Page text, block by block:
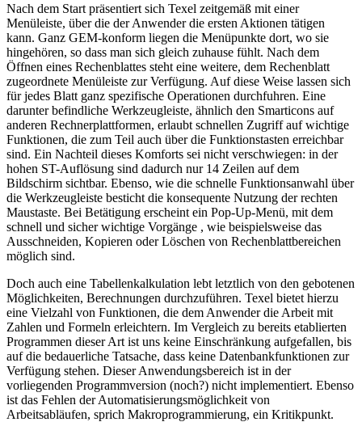
Nach dem Start präsentiert sich Texel zeitgemäß mit einer
Menüleiste, über die der Anwender die ersten Aktionen tätigen
kann. Ganz GEM-konform liegen die Menüpunkte dort, wo sie
hingehören, so dass man sich gleich zuhause fühlt. Nach dem
Öffnen eines Rechenblattes steht eine weitere, dem Rechenblatt
zugeordnete Menüleiste zur Verfügung. Auf diese Weise lassen sich
für jedes Blatt ganz spezifische Operationen durchfuhren. Eine
darunter befindliche Werkzeugleiste, ähnlich den Smarticons auf
anderen Rechnerplattformen, erlaubt schnellen Zugriff auf wichtige
Funktionen, die zum Teil auch über die Funktionstasten erreichbar
sind. Ein Nachteil dieses Komforts sei nicht verschwiegen: in der
hohen ST-Auflösung sind dadurch nur 14 Zeilen auf dem
Bildschirm sichtbar. Ebenso, wie die schnelle Funktionsanwahl über
die Werkzeugleiste besticht die konsequente Nutzung der rechten
Maustaste. Bei Betätigung erscheint ein Pop-Up-Menü, mit dem
schnell und sicher wichtige Vorgänge , wie beispielsweise das
Ausschneiden, Kopieren oder Löschen von Rechenblattbereichen
möglich sind.
Doch auch eine Tabellenkalkulation lebt letztlich von den gebotenen
Möglichkeiten, Berechnungen durchzuführen. Texel bietet hierzu
eine Vielzahl von Funktionen, die dem Anwender die Arbeit mit
Zahlen und Formeln erleichtern. Im Vergleich zu bereits etablierten
Programmen dieser Art ist uns keine Einschränkung aufgefallen, bis
auf die bedauerliche Tatsache, dass keine Datenbankfunktionen zur
Verfügung stehen. Dieser Anwendungsbereich ist in der
vorliegenden Programmversion (noch?) nicht implementiert. Ebenso
ist das Fehlen der Automatisierungsmöglichkeit von
Arbeitsabläufen, sprich Makroprogrammierung, ein Kritikpunkt.